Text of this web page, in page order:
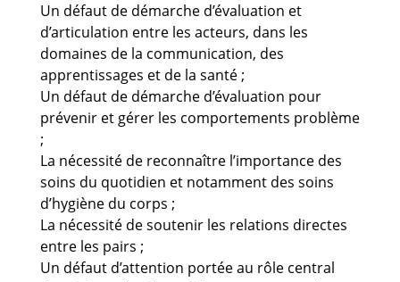
Un défaut de démarche d’évaluation et
d’articulation entre les acteurs, dans les
domaines de la communication, des
apprentissages et de la santé ;
Un défaut de démarche d’évaluation pour
prévenir et gérer les comportements problème
;
La nécessité de reconnaître l’importance des
soins du quotidien et notamment des soins
d’hygiène du corps ;
La nécessité de soutenir les relations directes
entre les pairs ;
Un défaut d’attention portée au rôle central